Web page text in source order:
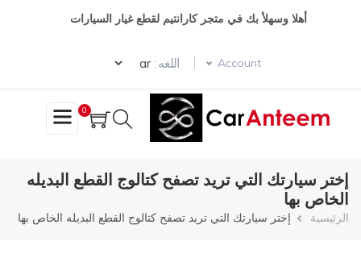
أهلا وسهلأ بك في متجر كارانتيم لقطع غيار السيارات
Account اللغه :
Select your language
0
إختر سيارتك التي تريد تصفح كتالوج القطع البديله
الخاص بها
مسار
الرئيسية إختر سيارتك التي تريد تصفح كتالوج القطع البديله الخاص بها